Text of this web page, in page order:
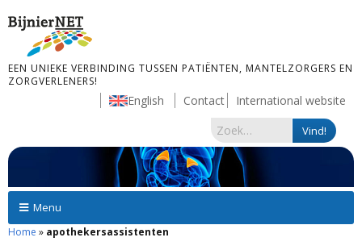
EEN UNIEKE VERBINDING TUSSEN PATIËNTEN, MANTELZORGERS EN
ZORGVERLENERS!
English Contact International website
Menu
Home » apothekersassistenten